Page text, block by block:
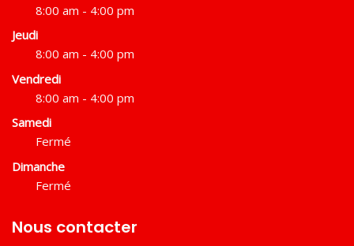
8:00 am - 4:00 pm
Jeudi
8:00 am - 4:00 pm
Vendredi
8:00 am - 4:00 pm
Samedi
Fermé
Dimanche
Fermé
Nous contacter